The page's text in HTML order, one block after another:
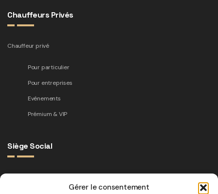
Gérer le consentement
Chauffeurs Privés
Chauffeur privé
Pour particulier
Pour entreprises
Evénements
Prémium & VIP
Siège Social
Adresse :
32 Rue Gilbert Cesbron, 75017 Paris, France